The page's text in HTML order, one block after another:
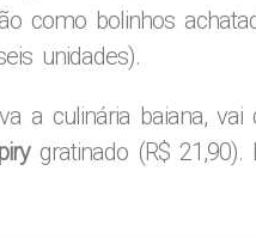
como bolinhos
unidades).
a culinária baiana,
gratinado (R$ 21,90).